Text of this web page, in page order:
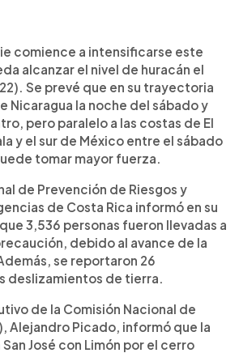
comience a intensificarse este
alcanzar el nivel de huracán el
Se prevé que en su trayectoria
Nicaragua la noche del sábado y
pero paralelo a las costas de El
y el sur de México entre el sábado
tomar mayor fuerza.
de Prevención de Riesgos y
de Costa Rica informó en su
3,536 personas fueron llevadas a
debido al avance de la
se reportaron 26
deslizamientos de tierra.
de la Comisión Nacional de
Alejandro Picado, informó que la
José con Limón por el cerro